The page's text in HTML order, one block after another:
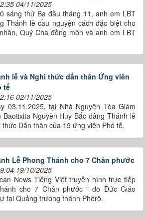
04/11/2025
sáng thứ Ba đầu tháng 11, anh em LBT
Thánh lễ cầu nguyện cách đặc biệt cho
Quý Cha đồng môn và anh em LBT
lễ và Nghi thức dấn thân Ứng viên
tế
02/11/2025
03.11.2025, tại Nhà Nguyện Tòa Giám
Nguyễn Huy Bắc dâng Thánh lễ
Dấn thân của 19 ứng viên Phó tế.
Lễ Phong Thánh cho 7 Chân phước
19/10/2025
News Tiếng Việt truyền hình trực tiếp
cho 7 Chân phước " do Đức Giáo
tại Quảng trường thánh Phêrô.